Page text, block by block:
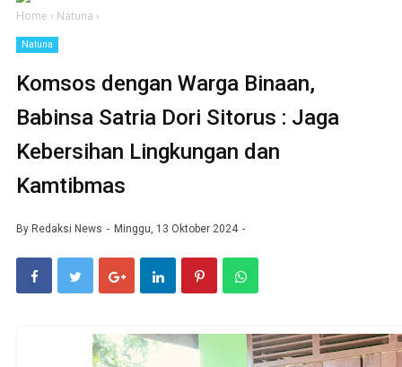
Home › Natuna ›
Natuna
Komsos dengan Warga Binaan,
Babinsa Satria Dori Sitorus : Jaga
Kebersihan Lingkungan dan
Kamtibmas
By Redaksi News Minggu, 13 Oktober 2024